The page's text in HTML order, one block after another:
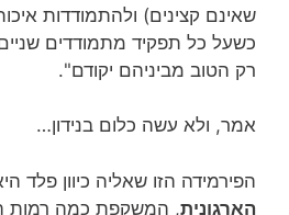
שאינם קצינים) ולהתמודדות
כשעל כל תפקיד מתמודדים
רק הטוב מביניהם יקודם".
אמר, ולא עשה כלום בנידון…
הפירמידה הזו שאליה כיוון פלד
הארגונית, המשקפת כמה רמות